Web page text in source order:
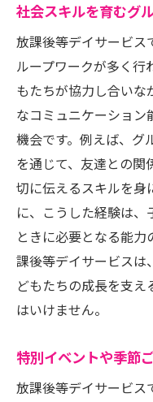
社会スキルを育むグ
放課後等デイサービ
ループワークが多く行
もたちが協力し合い
なコミュニケーショ
機会です。例えば、グ
を通じて、友達との
切に伝えるスキルを身
に、こうした経験は
ときに必要となる能
課後等デイサービス
どもたちの成長を支
はいけません。
特別イベントや季節
放課後等デイサービス